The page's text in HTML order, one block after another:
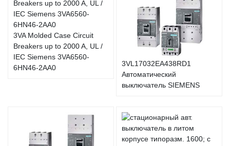
3VA Molded Case Circuit
Breakers up to 2000 A, UL /
IEC Siemens 3VA6560-
6HN46-2AA0
3VL17032EA438RD1
Автоматический
выключатель SIEMENS